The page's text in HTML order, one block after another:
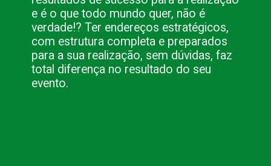
e é o que todo mundo quer, não é
verdade!? Ter endereços estratégicos,
com estrutura completa e preparados
para a sua realização, sem dúvidas, faz
total diferença no resultado do seu
evento.